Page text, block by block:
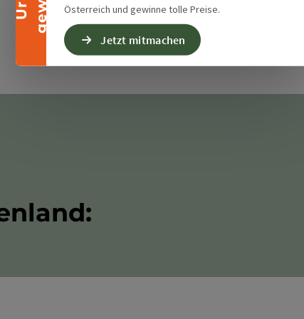
Österreich und gewinne tolle Preise.
Jetzt mitmachen